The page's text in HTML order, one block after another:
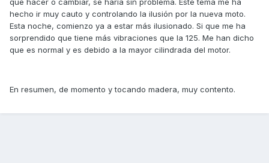
que hacer o cambiar, se haría sin problema. Este tema me ha
hecho ir muy cauto y controlando la ilusión por la nueva moto.
Esta noche, comienzo ya a estar más ilusionado. Si que me ha
sorprendido que tiene más vibraciones que la 125. Me han dicho
que es normal y es debido a la mayor cilindrada del motor.
En resumen, de momento y tocando madera, muy contento.